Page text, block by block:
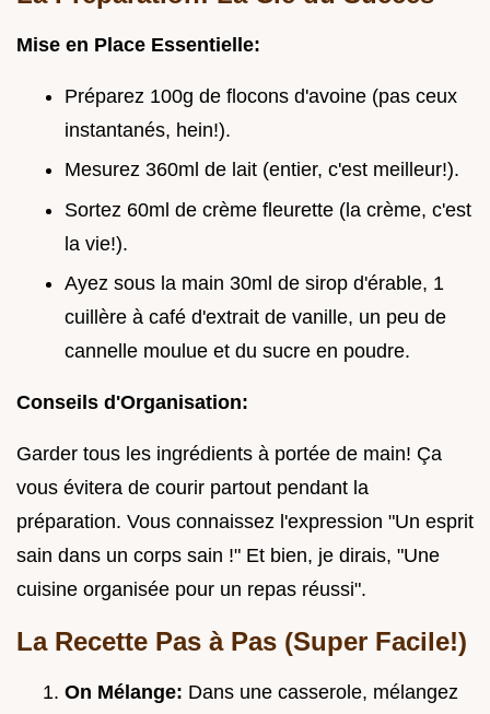
Mise en Place Essentielle:
Préparez 100g de flocons d'avoine (pas ceux
instantanés, hein!).
Mesurez 360ml de lait (entier, c'est meilleur!).
Sortez 60ml de crème fleurette (la crème, c'est
la vie!).
Ayez sous la main 30ml de sirop d'érable, 1
cuillère à café d'extrait de vanille, un peu de
cannelle moulue et du sucre en poudre.
Conseils d'Organisation:
Garder tous les ingrédients à portée de main! Ça
vous évitera de courir partout pendant la
préparation. Vous connaissez l'expression "Un esprit
sain dans un corps sain !" Et bien, je dirais, "Une
cuisine organisée pour un repas réussi".
La Recette Pas à Pas (Super Facile!)
On Mélange: Dans une casserole, mélangez